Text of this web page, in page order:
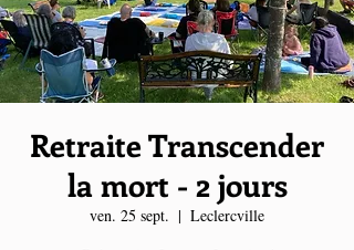
Retraite Transcender
la mort - 2 jours
ven. 25 sept.
  |
Leclercville